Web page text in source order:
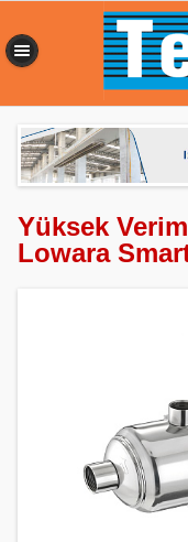
Yüksek
Lowara